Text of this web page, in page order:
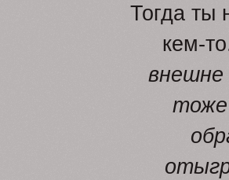
Тогда ты
кем-
внешне
тоже